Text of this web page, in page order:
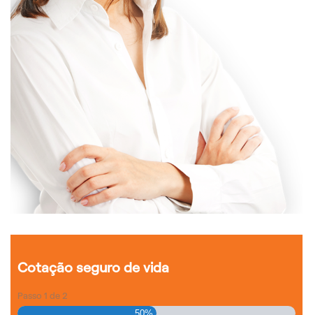
Cotação seguro de vida
Passo 1 de 2